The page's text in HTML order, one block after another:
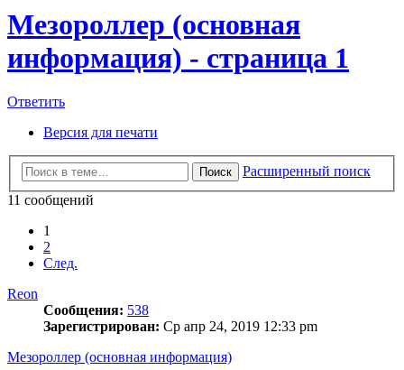
Мезороллер (основная
информация) - страница 1
Ответить
Версия для печати
Поиск
Расширенный поиск
11 сообщений
1
2
След.
Reon
Сообщения: 538
Зарегистрирован: Ср апр 24, 2019 12:33 pm
Мезороллер (основная информация)